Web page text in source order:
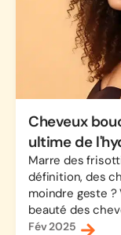
Cheveux
ultime de
Marre des
définition, des
moindre geste ?
beauté des
Fév 2025